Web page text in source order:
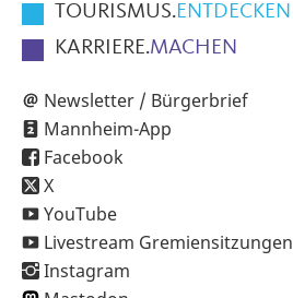
TOURISMUS.ENTDECKEN
KARRIERE.MACHEN
Newsletter / Bürgerbrief
Mannheim-App
Facebook
X
YouTube
Livestream Gremiensitzungen
Instagram